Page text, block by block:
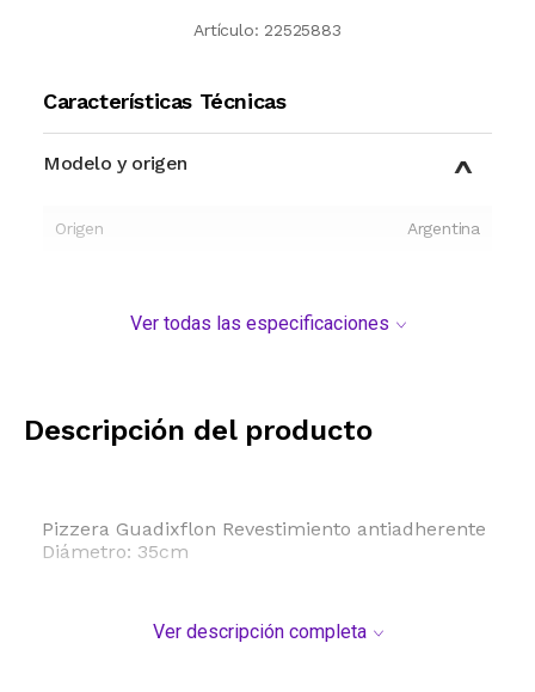
Artículo: 22525883
Características Técnicas
Modelo y origen
Origen Argentina
Ver todas las especificaciones
Descripción del producto
Pizzera Guadixflon Revestimiento antiadherente
Diámetro: 35cm
Ver descripción completa